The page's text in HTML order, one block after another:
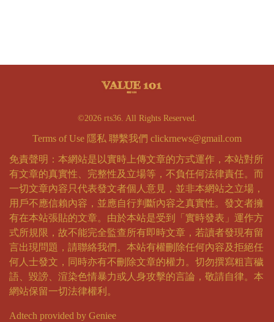
©2026 rts36. All Rights Reserved.
Terms of Use 隱私 聯繫我們 clickrnews@gmail.com
免責聲明：本網站是以實時上傳文章的方式運作，本站對所
有文章的真實性、完整性及立場等，不負任何法律責任。而
一切文章內容只代表發文者個人意見，並非本網站之立場，
用戶不應信賴內容，並應自行判斷內容之真實性。發文者擁
有在本站張貼的文章。由於本站是受到「實時發表」運作方
式所規限，故不能完全監查所有即時文章，若讀者發現有留
言出現問題，請聯絡我們。本站有權刪除任何內容及拒絕任
何人士發文，同時亦有不刪除文章的權力。切勿撰寫粗言穢
語、毀謗、渲染色情暴力或人身攻擊的言論，敬請自律。本
網站保留一切法律權利。
Adtech provided by Geniee